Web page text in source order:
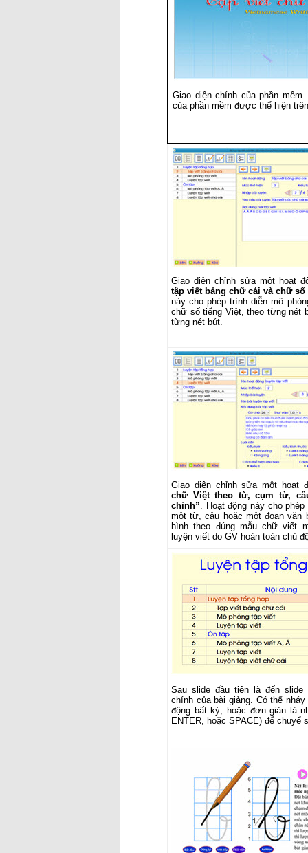
Giao diện chính của phần
của phần mềm được thể hiện
Giao diện chỉnh sửa một hoạt
tập viết bảng chữ cái và chữ số
này cho phép trình diễn mô
chữ số tiếng Việt, theo từng nét
từng nét bút.
Giao diện chỉnh sửa một hoạt
chữ Việt theo từ, cụm từ,
chỉnh”. Hoạt động này cho
một từ, câu hoặc một đoạn văn
hình theo đúng mẫu chữ viết
luyện viết do GV hoàn toàn chủ
Sau slide đầu tiên là đến
chính của bài giảng. Có thể
động bất kỳ, hoặc đơn giản là
ENTER, hoặc SPACE) để chuyể